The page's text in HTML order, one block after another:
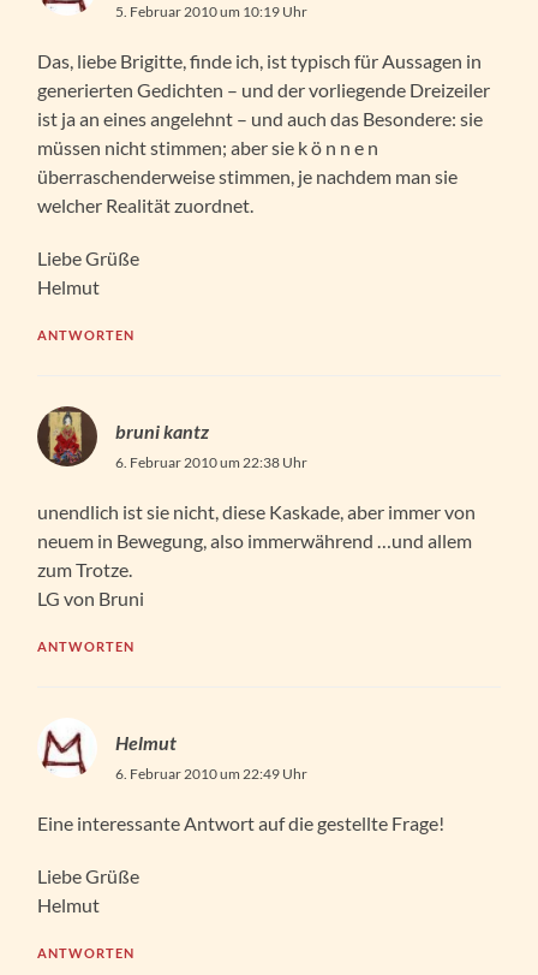
5. Februar 2010 um 10:19 Uhr
Das, liebe Brigitte, finde ich, ist typisch für Aussagen in
generierten Gedichten – und der vorliegende Dreizeiler
ist ja an eines angelehnt – und auch das Besondere: sie
müssen nicht stimmen; aber sie k ö n n e n
überraschenderweise stimmen, je nachdem man sie
welcher Realität zuordnet.
Liebe Grüße
Helmut
ANTWORTEN
bruni kantz
6. Februar 2010 um 22:38 Uhr
unendlich ist sie nicht, diese Kaskade, aber immer von
neuem in Bewegung, also immerwährend …und allem
zum Trotze.
LG von Bruni
ANTWORTEN
Helmut
6. Februar 2010 um 22:49 Uhr
Eine interessante Antwort auf die gestellte Frage!
Liebe Grüße
Helmut
ANTWORTEN